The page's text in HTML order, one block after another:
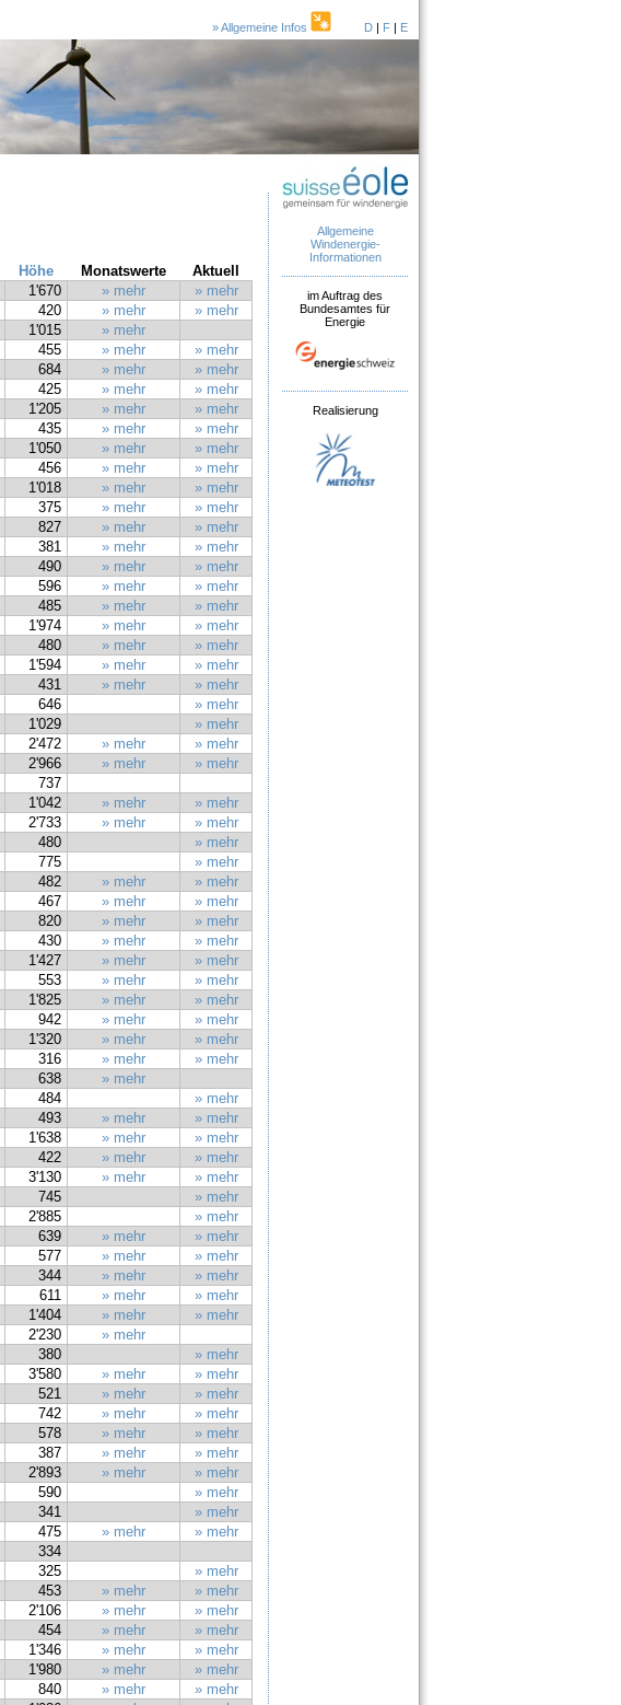
» Allgemeine Infos D | F | E
Allgemeine
Windenergie-
Informationen
im Auftrag des
Bundesamtes für
Energie
Realisierung
Höhe Monatswerte
Aktuell
1'670 » mehr
» mehr
420 » mehr
» mehr
1'015
» mehr
455 » mehr
» mehr
684 » mehr
» mehr
425 » mehr
» mehr
1'205 » mehr
» mehr
435 » mehr
» mehr
1'050 » mehr
» mehr
456 » mehr
» mehr
1'018 » mehr
» mehr
375 » mehr
» mehr
827 » mehr
» mehr
381 » mehr
» mehr
490 » mehr
» mehr
596 » mehr
» mehr
485 » mehr
» mehr
1'974 » mehr
» mehr
480 » mehr
» mehr
1'594 » mehr
» mehr
431 » mehr
» mehr
646
» mehr
1'029
» mehr
2'472 » mehr
» mehr
2'966 » mehr
» mehr
737
1'042 » mehr
» mehr
2'733 » mehr
» mehr
480
» mehr
775
» mehr
482 » mehr
» mehr
467 » mehr
» mehr
820 » mehr
» mehr
430 » mehr
» mehr
1'427 » mehr
» mehr
553 » mehr
» mehr
1'825 » mehr
» mehr
942 » mehr
» mehr
1'320 » mehr
» mehr
316 » mehr
» mehr
638
» mehr
484
» mehr
493 » mehr
» mehr
1'638 » mehr
» mehr
422 » mehr
» mehr
3'130 » mehr
» mehr
745
» mehr
2'885
» mehr
639 » mehr
» mehr
577 » mehr
» mehr
344 » mehr
» mehr
611 » mehr
» mehr
1'404 » mehr
» mehr
2'230
» mehr
380
» mehr
3'580 » mehr
» mehr
521 » mehr
» mehr
742 » mehr
» mehr
578 » mehr
» mehr
387 » mehr
» mehr
2'893 » mehr
» mehr
590
» mehr
341
» mehr
475 » mehr
» mehr
334
325
» mehr
453 » mehr
» mehr
2'106 » mehr
» mehr
454 » mehr
» mehr
1'346 » mehr
» mehr
1'980 » mehr
» mehr
840 » mehr
» mehr